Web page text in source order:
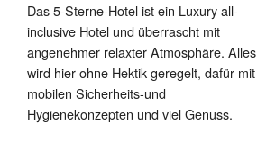
Das 5-Sterne-Hotel ist ein Luxury all-
inclusive Hotel und überrascht mit
angenehmer relaxter Atmosphäre. Alles
wird hier ohne Hektik geregelt, dafür mit
mobilen Sicherheits-und
Hygienekonzepten und viel Genuss.